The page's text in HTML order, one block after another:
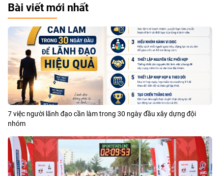
Bài viết mới nhất
7 việc người lãnh đạo cần làm trong 30 ngày đầu xây dựng đội
nhóm